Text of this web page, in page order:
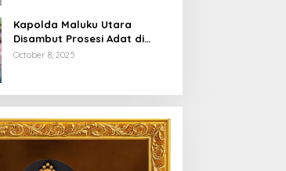
Kapolda Maluku Utara
Disambut Prosesi Adat di
Bumi Saruma
October 8, 2025